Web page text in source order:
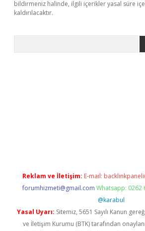
bildirmeniz halinde, ilgili içerikler yasal süre
kaldırılacaktır.
Reklam ve İletişim: E-mail:
forumhizmeti@gmail.com Whatsapp: 0262
@karabul
Yasal Uyarı: Sitemiz, 5651 Sayılı Kanun
ve İletişim Kurumu (BTK) tarafından